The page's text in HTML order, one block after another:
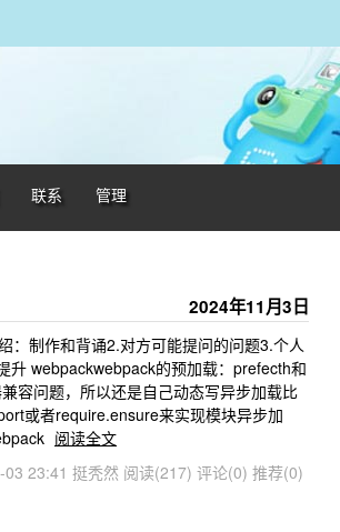
联系 管理
2024年11月3日
：制作和背诵2.对方可能提问的问题3.个人
升 webpackwebpack的预加载：prefecth和
容问题，所以还是自己动态写异步加载比
或者require.ensure来实现模块异步加
阅读全文
23:41 挺秃然 阅读(217) 评论(0) 推荐(0)